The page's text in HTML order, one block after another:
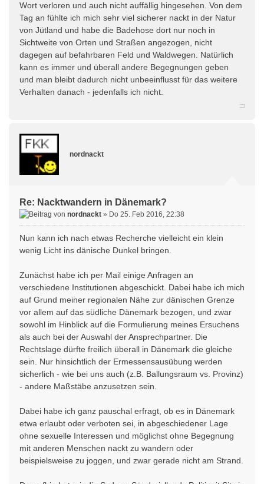
Wort verloren und auch nicht auffällig hingesehen. Von dem
Tag an fühlte ich mich sehr viel sicherer nackt in der Natur
von Jütland und habe die Badehose dort nur noch in
Sichtweite von Orten und Straßen angezogen, nicht
dagegen auf befahrbaren Feld und Waldwegen. Natürlich
kann es immer und überall andere Begegnungen geben
und man bleibt dadurch nicht unbeeinflusst für das weitere
Verhalten danach - jedenfalls ich nicht.
nordnackt
Re: Nacktwandern in Dänemark?
von nordnackt » Do 25. Feb 2016, 22:38
Nun kann ich nach etwas Recherche vielleicht ein klein
wenig Licht ins dänische Dunkel bringen.
Zunächst habe ich per Mail einige Anfragen an
verschiedene Institutionen abgeschickt. Dabei habe ich mich
auf Grund meiner regionalen Nähe zur dänischen Grenze
vor allem auf das südliche Dänemark bezogen, und zwar
sowohl im Hinblick auf die Formulierung meines Ersuchens
als auch bei der Auswahl der Ansprechpartner. Die
Rechtslage dürfte freilich überall in Dänemark die gleiche
sein. Nur hinsichtlich der Ermessensausübung werden
sicherlich - wie bei uns auch (z.B. Ballungsraum vs. Provinz)
- andere Maßstäbe anzusetzen sein.
Dabei habe ich ganz pauschal erfragt, ob es in Dänemark
etwa erlaubt oder verboten sei, in abgeschiedener Lage
ohne sexuelle Interessen und möglichst ohne Begegnung
mit anderen Menschen nackt zu wandern oder
beispielsweise zu joggen, und zwar gerade nicht am Strand.